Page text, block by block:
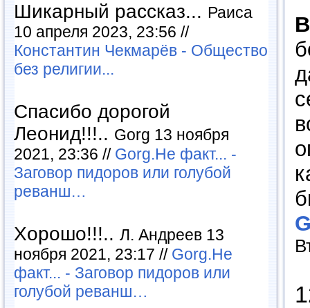
Шикарный рассказ... Раиса
10 апреля 2023, 23:56 //
Константин Чекмарёв - Общество
без религии...
Спасибо дорогой
Леонид!!!.. Gorg 13 ноября
2021, 23:36 // Gorg.Не факт... -
Заговор пидоров или голубой
реванш…
Хорошо!!!.. Л. Андреев 13
ноября 2021, 23:17 // Gorg.Не
факт... - Заговор пидоров или
голубой реванш…